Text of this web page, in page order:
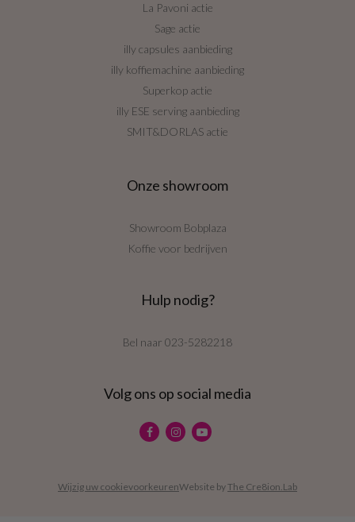
La Pavoni actie
Sage actie
illy capsules aanbieding
illy koffiemachine aanbieding
Superkop actie
illy ESE serving aanbieding
SMIT&DORLAS actie
Onze showroom
Showroom Bobplaza
Koffie voor bedrijven
Hulp nodig?
Bel naar 023-5282218
Volg ons op social media
Wijzig uw cookievoorkeurenWebsite byThe Cre8ion.Lab